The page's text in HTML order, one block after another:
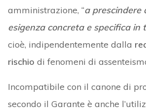
amministrazione, “a prescindere
esigenza concreta e specifica in
cioè, indipendentemente dalla
rischio di fenomeni di
Incompatibile con il canone di
secondo il Garante è anche